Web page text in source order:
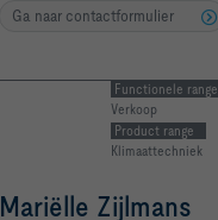
Ga naar contactformulier
Functionele range
Verkoop
Product range
Klimaattechniek
Mariëlle Zijlmans